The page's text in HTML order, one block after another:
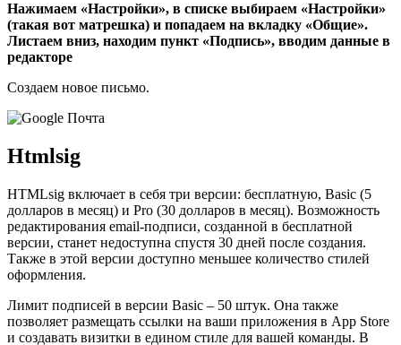
Нажимаем «Настройки», в списке выбираем «Настройки»
(такая вот матрешка) и попадаем на вкладку «Общие».
Листаем вниз, находим пункт «Подпись», вводим данные в
редакторе
Создаем новое письмо.
Htmlsig
HTMLsig включает в себя три версии: бесплатную, Basic (5
долларов в месяц) и Pro (30 долларов в месяц). Возможность
редактирования email-подписи, созданной в бесплатной
версии, станет недоступна спустя 30 дней после создания.
Также в этой версии доступно меньшее количество стилей
оформления.
Лимит подписей в версии Basic – 50 штук. Она также
позволяет размещать ссылки на ваши приложения в App Store
и создавать визитки в едином стиле для вашей команды. В